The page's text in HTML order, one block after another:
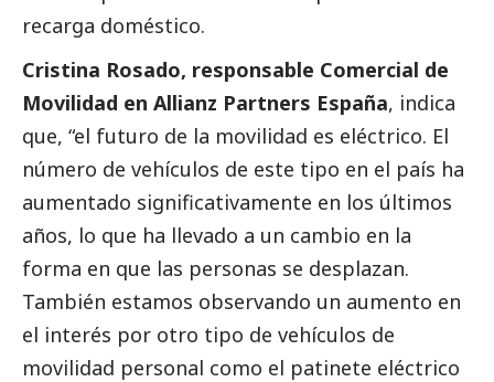
recarga doméstico.
Cristina Rosado, responsable Comercial de
Movilidad en Allianz Partners España, indica
que, “el futuro de la movilidad es eléctrico. El
número de vehículos de este tipo en el país ha
aumentado significativamente en los últimos
años, lo que ha llevado a un cambio en la
forma en que las personas se desplazan.
También estamos observando un aumento en
el interés por otro tipo de vehículos de
movilidad personal como el patinete eléctrico